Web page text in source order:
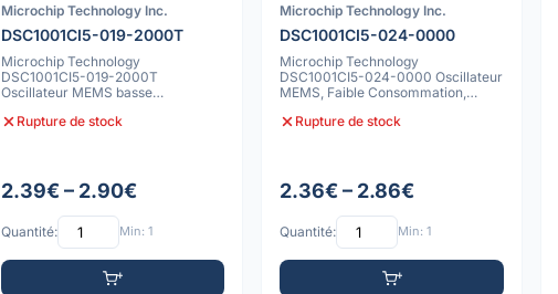
Microchip Technology Inc.
DSC1001CI5-019-2000T
Microchip Technology
DSC1001CI5-019-2000T
Oscillateur MEMS basse
85C, 4-
Rupture de stock
2.39€ – 2.90€
Quantité: Min: 1
Microchip Technology Inc.
DSC1001CI5-024-0000
Microchip Technology
DSC1001CI5-024-0000 Oscillateur
MEMS, Faible Consommation,
Rupture de stock
2.36€ – 2.86€
Quantité: Min: 1